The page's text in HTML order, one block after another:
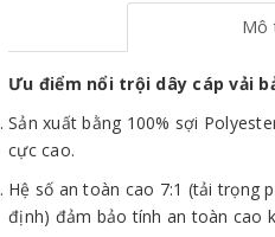
Mô
Ưu điểm nổi trội dây cáp vải
Sản xuất bằng 100% sợi
cực cao.
Hệ số an toàn cao 7:1 (tải trọng
định) đảm bảo tính an toàn cao